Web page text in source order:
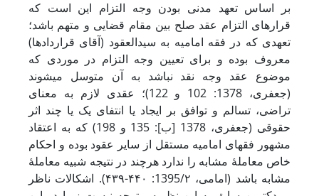
بر اساس تعهد مدنی بودن وجه التزام این است که
قرارهای التزام عقد صلح بین مقام قضایی و متهم باشد؛
تعهدی که در فقه امامیه به سیدالعقود (آقای قراردادها)
معروف بوده و برای تعیین وجه التزام در موردی که
موضوع عقد وجه نقد نباشد به آن متوسل می‏شوند
(جعفری، 1378: 102 و 122)؛ عقدی لازم به معنای
تراضی، تسالم و توافق بر ایجاد یا انتفای یک یا چند اثر
حقوقی (جعفری، 1378 [ب]: 135 و 198) که به اعتقاد
مشهور فقهای امامیه مستقل از سایر عقود بوده و احکام
خاص معاملۀ مشابه را ندارد هرچند در نتیجه شبیه معاملۀ
مشابه باشد (امامی، 1395/۲: ۴۴۰-۴۳۹). اشکالات ناظر